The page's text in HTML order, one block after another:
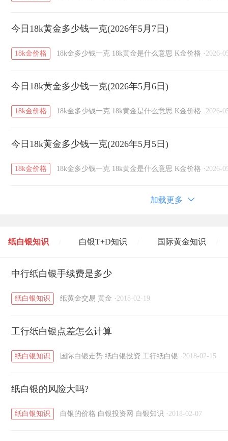
今日18k黄金多少钱一克(2026年5月7日)
18k金价格 18k金多少钱一克 18k黄金是什么意思 K金价格 · 2026-
今日18k黄金多少钱一克(2026年5月6日)
18k金价格 18k金多少钱一克 18k黄金是什么意思 K金价格 · 2026-
今日18k黄金多少钱一克(2026年5月5日)
18k金价格 18k金多少钱一克 18k黄金是什么意思 K金价格 · 2026-
加载更多
纸白银知识 白银T+D知识 国际黄金知识
黄金T+D知识 / 粤贵银知识
中行纸白银手续费是多少
纸白银知识 纸黄金交易 黄金 · 2018-02-19
工行纸白银点差怎么计算
纸白银知识 国际白银走势 纸白银投资 工行纸白银 · 2018-02-15
纸白银的风险大吗?
纸白银知识 白银的价格 白银投资网 白银知识 · 2018-02-07